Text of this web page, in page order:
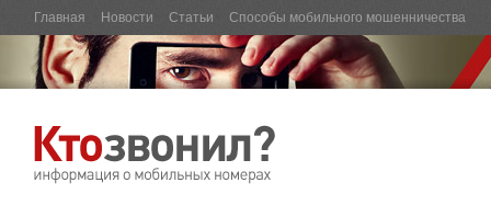
Главная Новости Статьи Способы мобильного мошенничества